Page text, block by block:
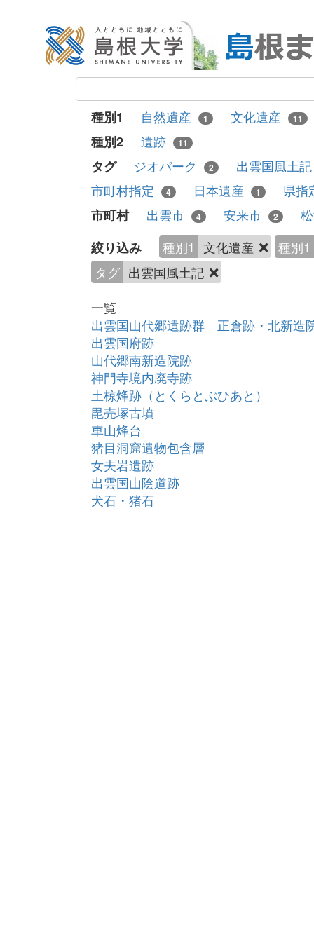
種別1 自然遺産 1 文化遺産 11
種別2 遺跡 11
タグ ジオパーク 2
出雲国風土
市町村指定
4 日本遺産 1
県
市町村
出雲市 4 安来市 2
絞り込み
種別1 文化遺産
種別1
タグ 出雲国風土記
一覧
出雲国山代郷遺跡群 正倉跡・北新造
出雲国府跡
山代郷南新造院跡
神門寺境内廃寺跡
土椋烽跡（とくらとぶひあと）
毘売塚古墳
車山烽台
猪目洞窟遺物包含層
女夫岩遺跡
出雲国山陰道跡
犬石・猪石